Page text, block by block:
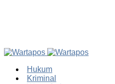
Hukum
Kriminal